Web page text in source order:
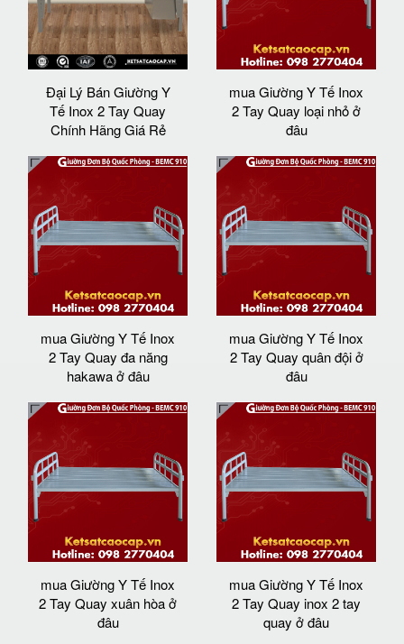
Đại Lý Bán Giường Y
Tế Inox 2 Tay Quay
Chính Hãng Giá Rẻ
mua Giường Y Tế Inox
2 Tay Quay loại nhỏ ở
đâu
mua Giường Y Tế Inox
2 Tay Quay đa năng
hakawa ở đâu
mua Giường Y Tế Inox
2 Tay Quay quân đội ở
đâu
mua Giường Y Tế Inox
2 Tay Quay xuân hòa ở
đâu
mua Giường Y Tế Inox
2 Tay Quay inox 2 tay
quay ở đâu